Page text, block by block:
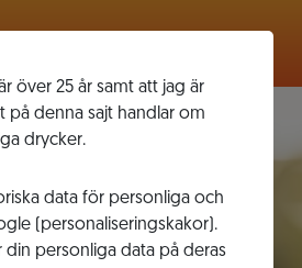
över 25 år samt att jag är
på denna sajt handlar om
drycker.
data för personliga och
(personaliseringskakor).
din personliga data på deras